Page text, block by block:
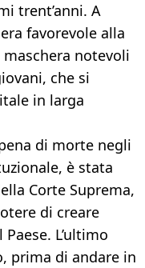
trent’anni. A
favorevole alla
notevoli
che si
in larga
di morte negli
è stata
Corte Suprema,
di creare
L’ultimo
prima di andare in